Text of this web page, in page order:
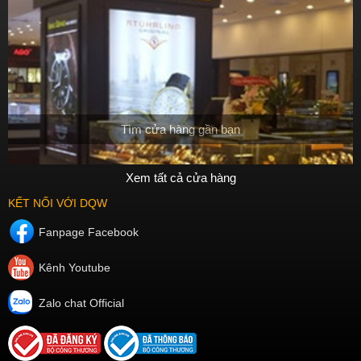
Kể từ khi ra đời, kích thước mặt kính đồng hồ đeo tay đã không
ngừng thay đổi khi được thu gọn dần rồisau đólại tăng dần kể
từthập niên 70 của thế kỉ 20 trở lại đây. Nếu như trước
kích thước mặt kính trung bình đồng hồ đeo tay nam chỉ từ28 - 32
mmthì ngày nay con số đó là 38 - 42 mm.
Kim đồng hồ
không có lớp bảo vệvà thiếu đi sự thanh thoát và yếu tố thẩm mỹ.
Vềsauhệ thống kim đồng hồ đượchoàn thiện dần
Tìm cửa hàng gần bạn
Xem tất cả cửa hàng
KẾT NỐI VỚI DQW
Fanpage Facebook
Kênh Youtube
Zalo chat Official